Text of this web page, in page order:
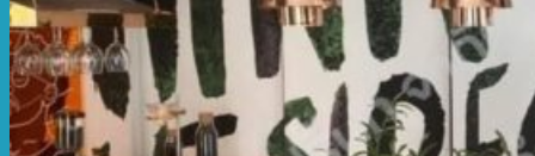
พิมพ์สติ๊กเกอร์ติดผนังบ้าน
สติ๊กเกอร์ติดผนังตกแต่งร้านอาหาร
สติ๊กเกอร์ติดผนังตกแต่งร้านนวด
สติ๊กเกอร์ติดผนัง hoarding
บริการที่ 3